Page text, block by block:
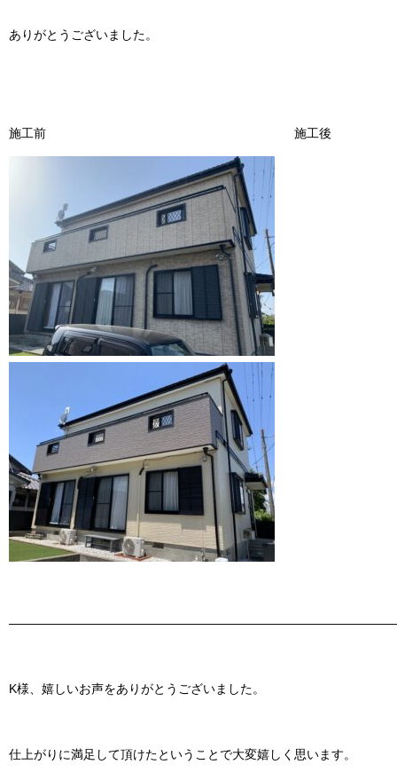
ありがとうございました。
施工前 施工後
K様、嬉しいお声をありがとうございました。
仕上がりに満足して頂けたということで大変嬉しく思います。